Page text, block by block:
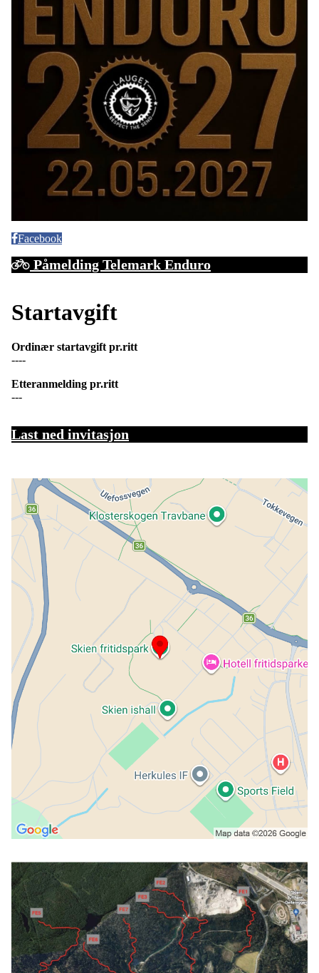
Facebook
Påmelding Telemark Enduro
Startavgift
Ordinær startavgift pr.ritt
----
Etteranmelding pr.ritt
---
Last ned invitasjon